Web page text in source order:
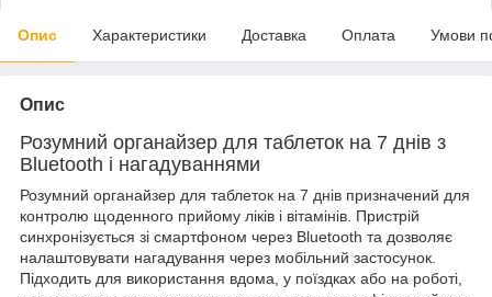
Опис Характеристики Доставка Оплата Умови
Опис
Розумний органайзер для таблеток на 7 днів з
Bluetooth і нагадуваннями
Розумний органайзер для таблеток на 7 днів призначений для
контролю щоденного прийому ліків і вітамінів. Пристрій
синхронізується зі смартфоном через Bluetooth та дозволяє
налаштовувати нагадування через мобільний застосунок.
Підходить для використання вдома, у поїздках або на роботі,